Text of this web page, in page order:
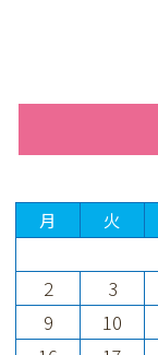
月 火
2
3
9
10